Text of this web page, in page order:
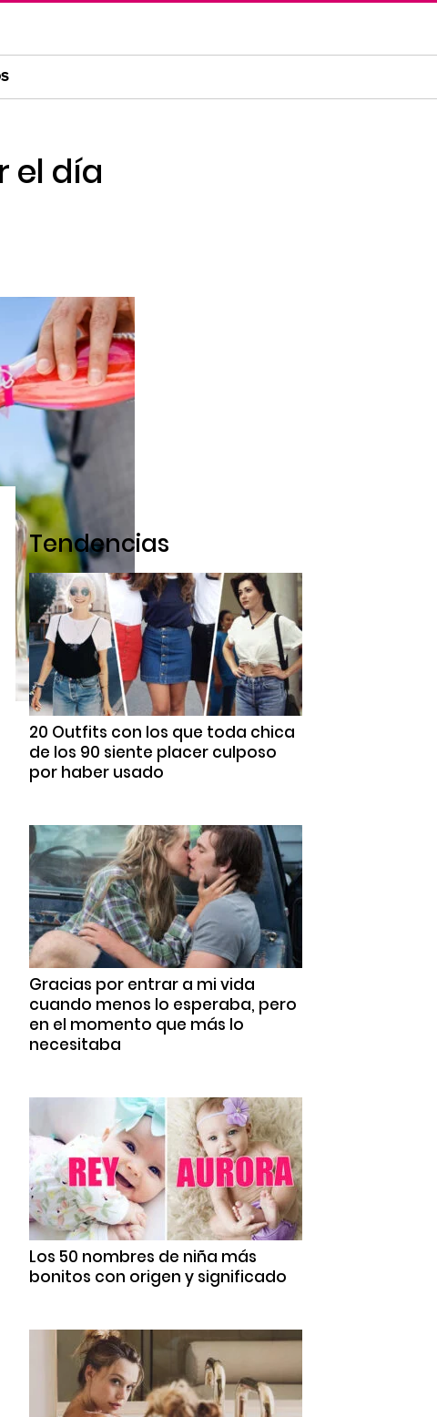
el día
Tendencias
20 Outfits con los que toda chica
de los 90 siente placer culposo
por haber usado
Gracias por entrar a mi vida
cuando menos lo esperaba, pero
en el momento que más lo
necesitaba
Los 50 nombres de niña más
bonitos con origen y significado